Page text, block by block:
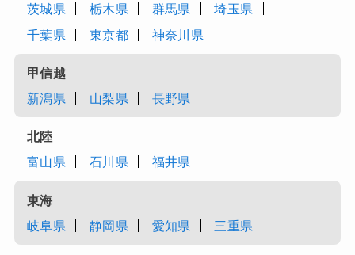
茨城県
栃木県 群馬県
埼玉県
千葉県
東京都 神奈川県
甲信越
新潟県
山梨県 長野県
北陸
富山県
石川県 福井県
東海
岐阜県
静岡県 愛知県 三重県